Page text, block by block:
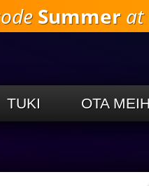
Summer at
TUKI OTA